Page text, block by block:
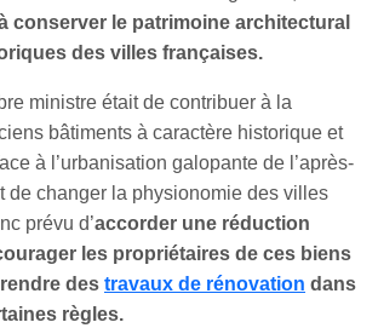
conserver le patrimoine architectural
des villes françaises.
ministre était de contribuer à la
bâtiments à caractère historique et
à l’urbanisation galopante de l’après-
de changer la physionomie des villes
prévu d’accorder une réduction
les propriétaires de ces biens
des travaux de rénovation dans
règles.